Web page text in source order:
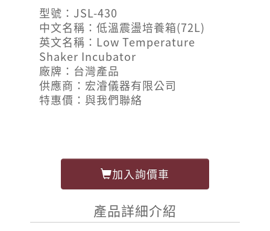
型號：JSL-430
中文名稱：低溫震盪培養箱(72L)
英文名稱：Low Temperature
Shaker Incubator
廠牌：台灣產品
供應商：宏濬儀器有限公司
特惠價：與我們聯絡
加入詢價車
產品詳細介紹